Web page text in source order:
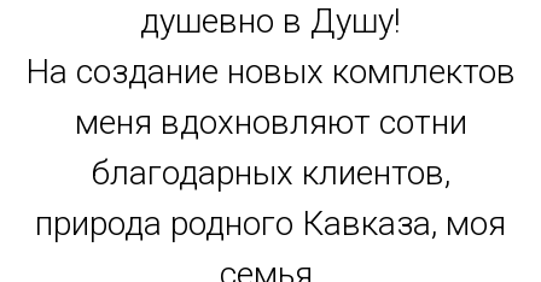
душевно в Душу!
На создание новых комплектов
меня вдохновляют сотни
благодарных клиентов,
природа родного Кавказа, моя